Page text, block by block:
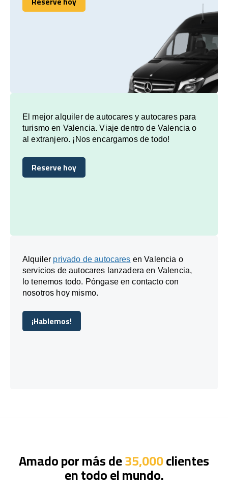
Reserve hoy
El mejor alquiler de autocares y autocares para
turismo en Valencia. Viaje dentro de Valencia o
al extranjero. ¡Nos encargamos de todo!
Reserve hoy
Reserve hoy
Alquiler privado de autocares en Valencia o
servicios de autocares lanzadera en Valencia,
lo tenemos todo. Póngase en contacto con
nosotros hoy mismo.
¡Hablemos!
¡Hablemos!
Amado por más de35,000clientes
en todo el mundo.